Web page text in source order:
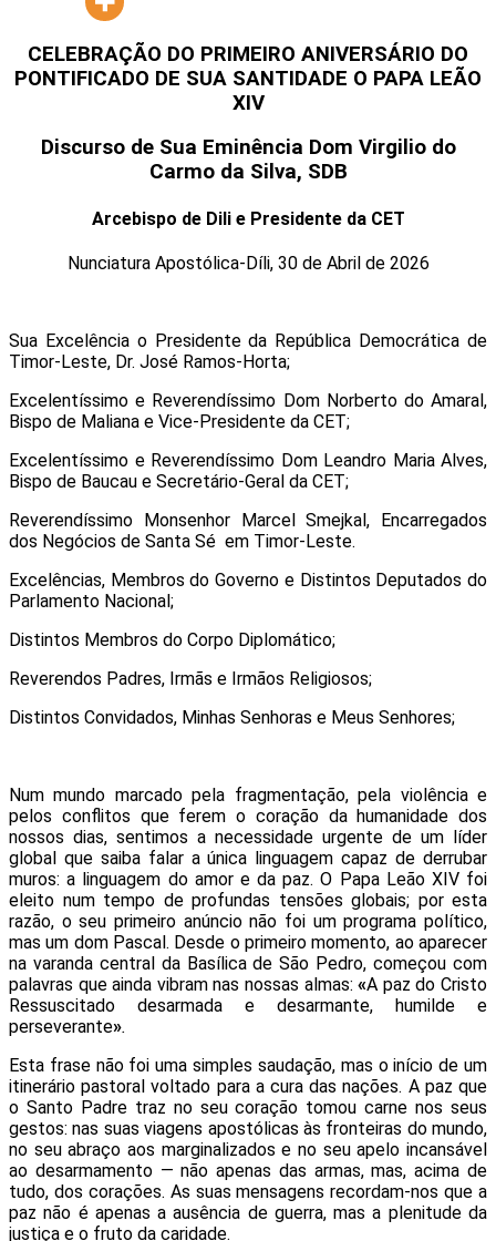
CELEBRAÇÃO DO PRIMEIRO ANIVERSÁRIO DO
PONTIFICADO DE SUA SANTIDADE O PAPA LEÃO
XIV
Discurso de Sua Eminência Dom Virgilio do
Carmo da Silva, SDB
Arcebispo de Dili e Presidente da CET
Nunciatura Apostólica-Díli, 30 de Abril de 2026
Sua Excelência o Presidente da República Democrática de
Timor-Leste, Dr. José Ramos-Horta;
Excelentíssimo e Reverendíssimo Dom Norberto do Amaral,
Bispo de Maliana e Vice-Presidente da CET;
Excelentíssimo e Reverendíssimo Dom Leandro Maria Alves,
Bispo de Baucau e Secretário-Geral da CET;
Reverendíssimo Monsenhor Marcel Smejkal, Encarregados
dos Negócios de Santa Sé em Timor-Leste.
Excelências, Membros do Governo e Distintos Deputados do
Parlamento Nacional;
Distintos Membros do Corpo Diplomático;
Reverendos Padres, Irmãs e Irmãos Religiosos;
Distintos Convidados, Minhas Senhoras e Meus Senhores;
Num mundo marcado pela fragmentação, pela violência e
pelos conflitos que ferem o coração da humanidade dos
nossos dias, sentimos a necessidade urgente de um líder
global que saiba falar a única linguagem capaz de derrubar
muros: a linguagem do amor e da paz. O Papa Leão XIV foi
eleito num tempo de profundas tensões globais; por esta
razão, o seu primeiro anúncio não foi um programa político,
mas um dom Pascal. Desde o primeiro momento, ao aparecer
na varanda central da Basílica de São Pedro, começou com
palavras que ainda vibram nas nossas almas: «A paz do Cristo
Ressuscitado desarmada e desarmante, humilde e
perseverante».
Esta frase não foi uma simples saudação, mas o início de um
itinerário pastoral voltado para a cura das nações. A paz que
o Santo Padre traz no seu coração tomou carne nos seus
gestos: nas suas viagens apostólicas às fronteiras do mundo,
no seu abraço aos marginalizados e no seu apelo incansável
ao desarmamento — não apenas das armas, mas, acima de
tudo, dos corações. As suas mensagens recordam-nos que a
paz não é apenas a ausência de guerra, mas a plenitude da
justiça e o fruto da caridade.